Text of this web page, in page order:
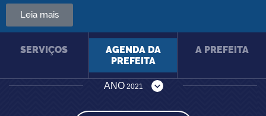
Leia mais
SERVIÇOS
AGENDA DA
PREFEITA
A PREFEITA
ANO 2021